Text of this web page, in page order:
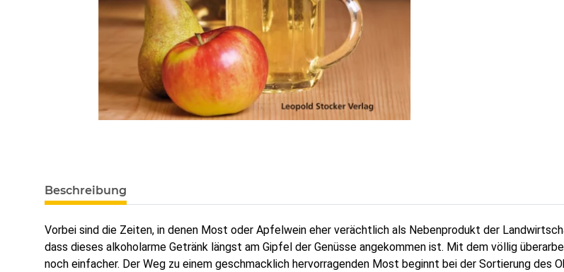
Beschreibung
Vorbei sind die Zeiten, in denen Most oder Apfelwein eher verächtlich als Nebenprodukt der
dass dieses alkoholarme Getränk längst am Gipfel der Genüsse angekommen ist. Mit dem völlig
noch einfacher. Der Weg zu einem geschmacklich hervorragenden Most beginnt bei der Sortierung